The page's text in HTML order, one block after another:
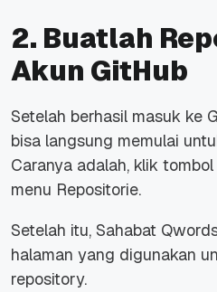
2. Buatlah
Akun GitHub
Setelah berhasil masuk ke
bisa langsung memulai
Caranya adalah, klik tombol
menu Repositorie.
Setelah itu, Sahabat
halaman yang digunakan
repository.